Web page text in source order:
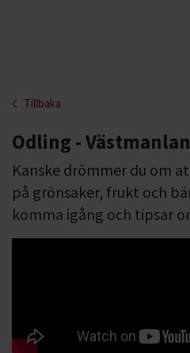
Tillbaka
Odling -
Kanske drömmer du om
på grönsaker, frukt och
komma igång och tipsar